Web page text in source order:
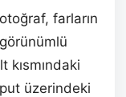
farların
kısmındaki
üzerindeki